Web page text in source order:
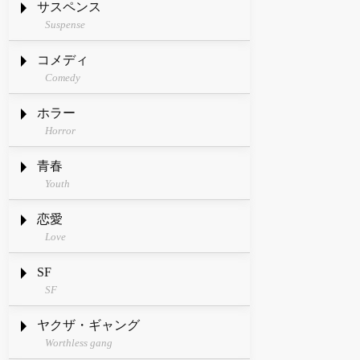
サスペンス
Suspense
コメディ
Comedy
ホラー
Horror
青春
Youth
恋愛
Love
SF
SF
ヤクザ・ギャング
Worthless gang